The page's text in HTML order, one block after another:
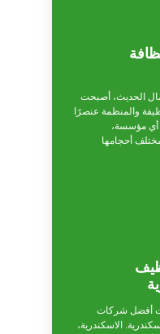
الحديث، أصبحت
والمنظمة عنصرًا
أي مؤسسة،
أحجامها
أفضل شركات
الاسكندرية،